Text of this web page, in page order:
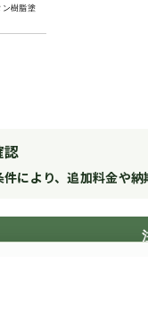
ン樹脂塗
認
により、追加料金や納